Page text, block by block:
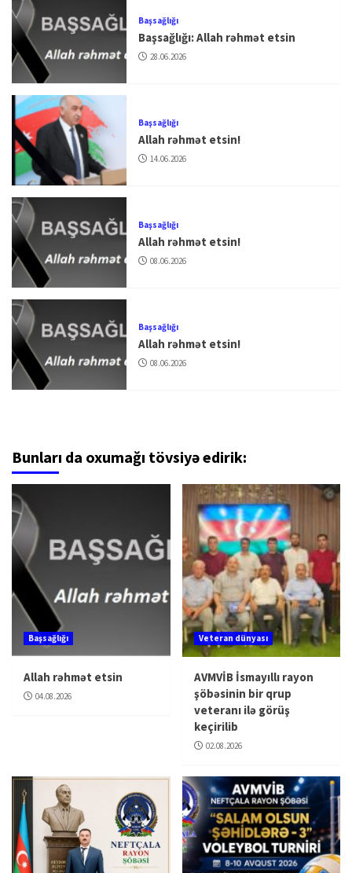
Başsağlığı
Başsağlığı: Allah rəhmət etsin
28.06.2026
Başsağlığı
Allah rəhmət etsin!
14.06.2026
Başsağlığı
Allah rəhmət etsin!
08.06.2026
Başsağlığı
Allah rəhmət etsin!
08.06.2026
Bunları da oxumağı tövsiyə edirik:
Başsağlığı
Allah rəhmət etsin
04.08.2026
Veteran dünyası
AVMVİB İsmayıllı rayon
şöbəsinin bir qrup
veteranı ilə görüş
keçirilib
02.08.2026